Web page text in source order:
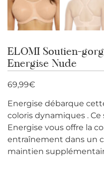
ELOMI Soutien-
Energise Nude
69,99€
Energise débarque
coloris dynamiques .
Energise vous offre la
entraînement dans un
maintien